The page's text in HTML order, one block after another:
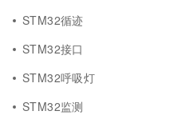
STM32循迹
STM32接口
STM32呼吸灯
STM32监测